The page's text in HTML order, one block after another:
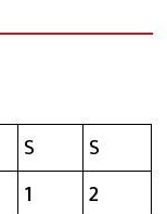
S
S
1
2